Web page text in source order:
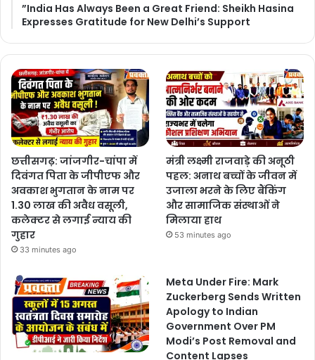
​”India Has Always Been a Great Friend: Sheikh Hasina
Expresses Gratitude for New Delhi’s Support
छत्तीसगढ़: जांजगीर-चांपा में
दिवंगत पिता के जीपीएफ और
अवकाश भुगतान के नाम पर
1.30 लाख की अवैध वसूली,
कलेक्टर से लगाई न्याय की
गुहार
33 minutes ago
मंत्री लक्ष्मी राजवाड़े की अनूठी
पहल: अनाथ बच्चों के जीवन में
उजाला भरने के लिए बैंकिंग
और सामाजिक संस्थाओं ने
मिलाया हाथ
53 minutes ago
Meta Under Fire: Mark
Zuckerberg Sends Written
Apology to Indian
Government Over PM
Modi’s Post Removal and
Content Lapses